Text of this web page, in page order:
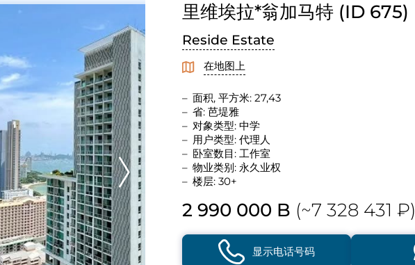
里维埃拉*翁加马特 (ID 675)
Reside Estate
在地图上
面积, 平方米: 27,43
省: 芭堤雅
对象类型: 中学
用户类型: 代理人
卧室数目: 工作室
物业类别: 永久业权
楼层: 30+
2 990 000 B (~7 328 431 ₽)
显示电话号码